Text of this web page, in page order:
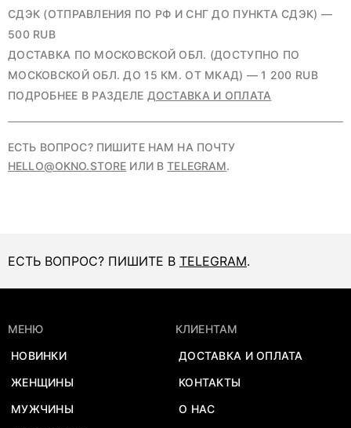
СДЭК (ОТПРАВЛЕНИЯ ПО РФ И СНГ ДО ПУНКТА СДЭК) —
500 RUB
ДОСТАВКА ПО МОСКОВСКОЙ ОБЛ. (ДОСТУПНО ПО
МОСКОВСКОЙ ОБЛ. ДО 15 КМ. ОТ МКАД) — 1 200 RUB
ПОДРОБНЕЕ В РАЗДЕЛЕ ДОСТАВКА И ОПЛАТА
ЕСТЬ ВОПРОС? ПИШИТЕ НАМ НА ПОЧТУ
HELLO@OKNO.STORE ИЛИ ВTELEGRAM.
ЕСТЬ ВОПРОС? ПИШИТЕ В TELEGRAM.
МЕНЮ
НОВИНКИ
ЖЕНЩИНЫ
МУЖЧИНЫ
КЛИЕНТАМ
ДОСТАВКА И ОПЛАТА
КОНТАКТЫ
О НАС